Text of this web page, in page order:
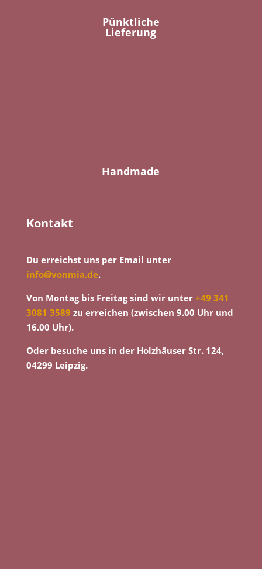
Pünktliche
Lieferung
Handmade
Kontakt
Du erreichst uns per Email unter
info@vonmia.de.
Von Montag bis Freitag sind wir unter +49 341
3081 3589 zu erreichen (zwischen 9.00 Uhr und
16.00 Uhr).
Oder besuche uns in der Holzhäuser Str. 124,
04299 Leipzig.